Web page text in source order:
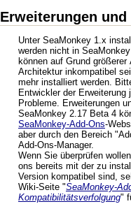
Erweiterungen und
Unter SeaMonkey 1.x
werden nicht in
können auf Grund
Architektur inkompatibel
mehr installiert werden.
Entwickler der Erweiterung
Probleme. Erweiterungen
SeaMonkey 2.17 Beta 4
SeaMonkey-Add-Ons-
aber durch den Bereich
Add-Ons-Manager.
Wenn Sie überprüfen
ons bereits mit der zu
Version kompatibel sind,
Wiki-Seite "SeaMonkey-
Kompatibilitätsverfolgung"